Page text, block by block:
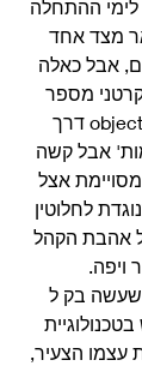
לימי ההתחלה
מצד אחד
אבל כאלה
מספר
על איך זה להיות objects of desire דרך
אבל קשה
אצל
לחלוטין
אהבת הקהל
ויפה.
שעשה בק ל
עצמו הצעיר,